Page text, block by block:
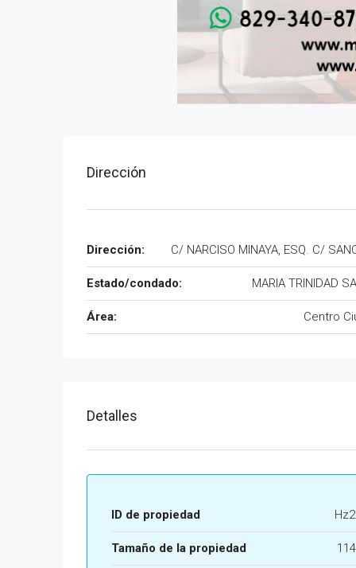
Dirección
Dirección: C/ NARCISO MINAYA, ESQ. C/
Estado/condado: MARIA TRINIDAD
Área: Centro
Detalles
ID de propiedad
Tamaño de la propiedad